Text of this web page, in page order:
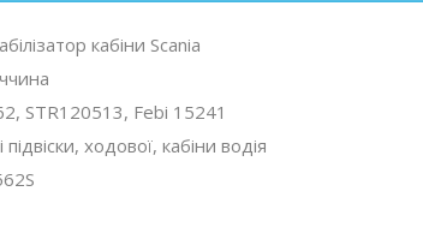
кабіни Scania
STR120513, Febi 15241
підвіски, ходової, кабіни водія